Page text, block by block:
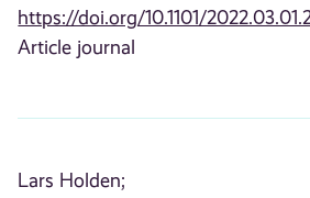
https://doi.org/10.1101/
Article journal
Lars Holden;